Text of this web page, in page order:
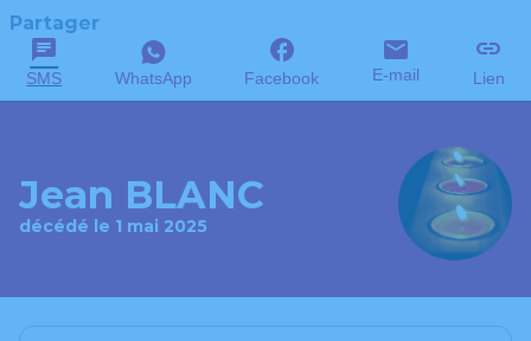
Partager
SMS WhatsApp Facebook E-mail Lien
Jean BLANC
décédé le 1 mai 2025